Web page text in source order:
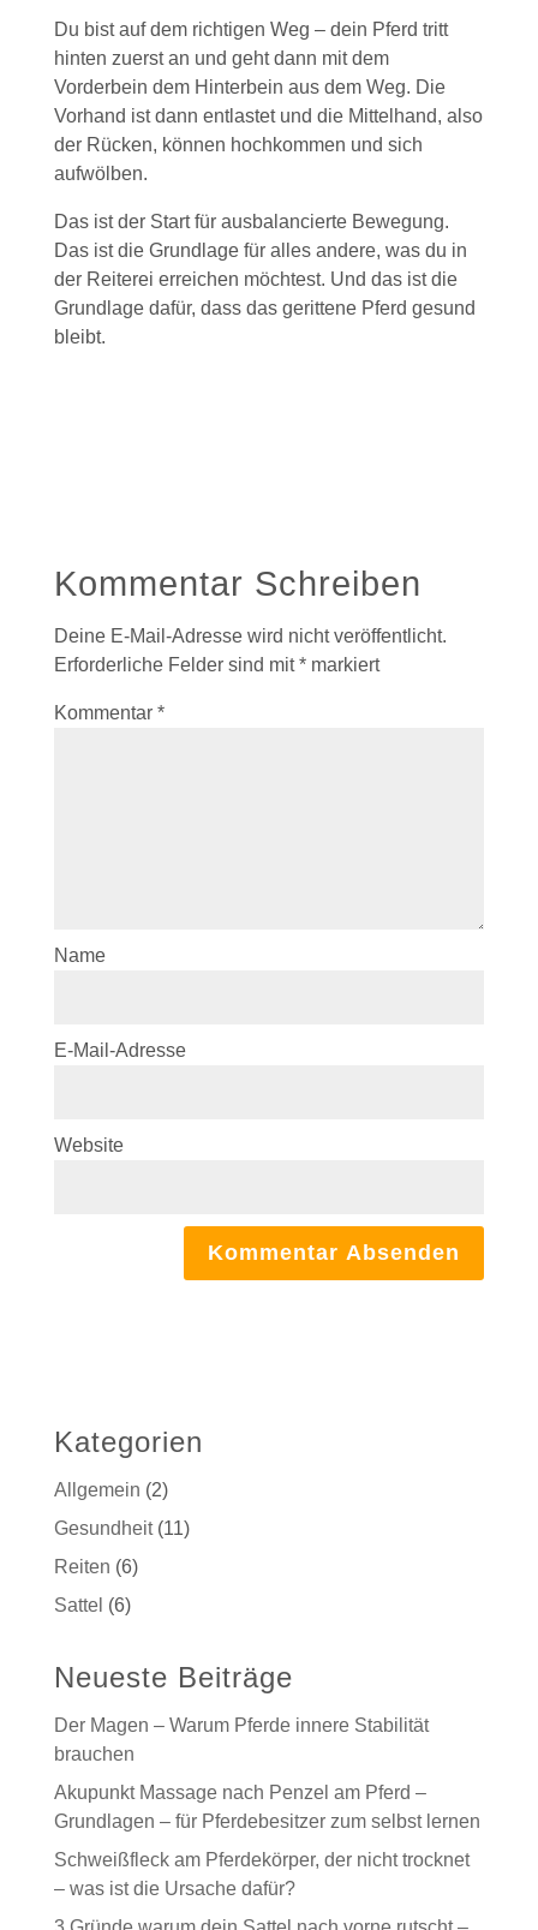
Du bist auf dem richtigen Weg – dein Pferd tritt
hinten zuerst an und geht dann mit dem
Vorderbein dem Hinterbein aus dem Weg. Die
Vorhand ist dann entlastet und die Mittelhand, also
der Rücken, können hochkommen und sich
aufwölben.
Das ist der Start für ausbalancierte Bewegung.
Das ist die Grundlage für alles andere, was du in
der Reiterei erreichen möchtest. Und das ist die
Grundlage dafür, dass das gerittene Pferd gesund
bleibt.
Kommentar Schreiben
Deine E-Mail-Adresse wird nicht veröffentlicht.
Erforderliche Felder sind mit*markiert
Kommentar *
Name
E-Mail-Adresse
Website
Kategorien
Allgemein (2)
Gesundheit(11)
Reiten (6)
Sattel (6)
Neueste Beiträge
Der Magen – Warum Pferde innere Stabilität
brauchen
Akupunkt Massage nach Penzel am Pferd –
Grundlagen – für Pferdebesitzer zum selbst lernen
Schweißfleck am Pferdekörper, der nicht trocknet
– was ist die Ursache dafür?